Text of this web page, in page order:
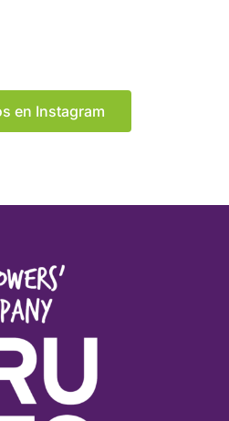
en Instagram